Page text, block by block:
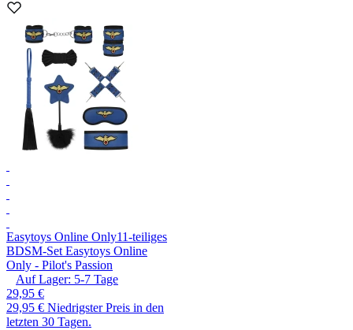
Easytoys Online Only11-teiliges
BDSM-Set Easytoys Online
Only - Pilot's Passion
Auf Lager: 5-7 Tage
29,95 €
29,95 € Niedrigster Preis in den
letzten 30 Tagen.